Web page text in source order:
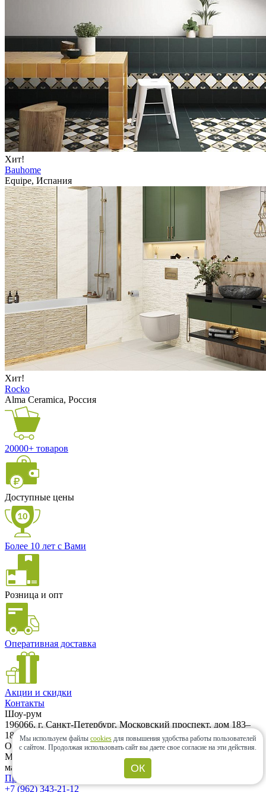
Хит!
Bauhome
Equipe, Испания
Хит!
Rocko
Alma Ceramica, Россия
20000+ товаров
Доступные цены
Более 10 лет с Вами
Розница и опт
Оперативная доставка
Акции и скидки
Контакты
Шоу-рум
196066, г. Санкт-Петербург, Московский проспект, дом 183–
185Ак2А. Шоу-рум находится на территории ЖК «Граф
Орлов». (500м от метро Московская) Вход возможен с
Московского проспекта и с Варшавской улицы. Заезд на
машине только с Варшавской улицы.
Проложить маршрут
+7 (962) 343-21-12
Мы используем файлы cookies для повышения удобства работы пользователей
с сайтом. Продолжая использовать сайт вы даете свое согласие на эти действия.
ОК